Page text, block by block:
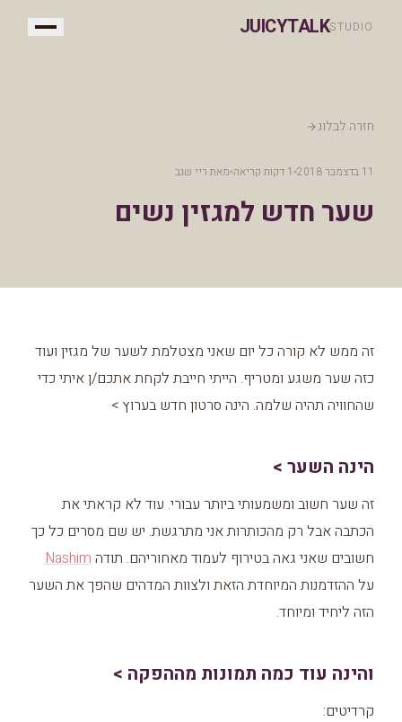
JUICYTALKSTUDIO
חזרה לבלוג
11 בדצמבר 2018 1 דקות קריאה מאת ריי שגב
שער חדש למגזין נשים
זה ממש לא קורה כל יום שאני מצטלמת לשער של מגזין ועוד
כזה שער משגע ומטריף. הייתי חייבת לקחת אתכם/ן איתי כדי
שהחוויה תהיה שלמה. הינה סרטון חדש בערוץ >
הינה השער >
זה שער חשוב ומשמעותי ביותר עבורי. עוד לא קראתי את
הכתבה אבל רק מהכותרות אני מתרגשת. יש שם מסרים כל כך
חשובים שאני גאה בטירוף לעמוד מאחוריהם. תודהNashim
על ההזדמנות המיוחדת הזאת ולצוות המדהים שהפך את השער
הזה ליחיד ומיוחד.
והינה עוד כמה תמונות מההפקה >
קרדיטים: